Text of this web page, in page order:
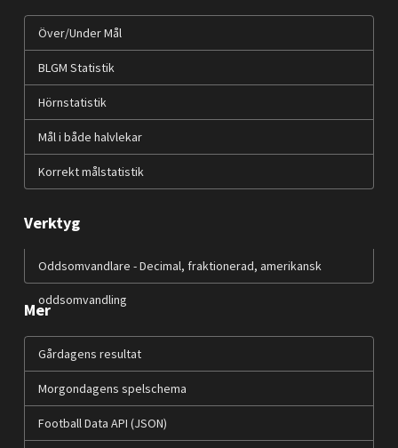
Över/Under Mål
BLGM Statistik
Hörnstatistik
Mål i både halvlekar
Korrekt målstatistik
Verktyg
Oddsomvandlare - Decimal, fraktionerad, amerikansk
oddsomvandling
Mer
Gårdagens resultat
Morgondagens spelschema
Football Data API (JSON)